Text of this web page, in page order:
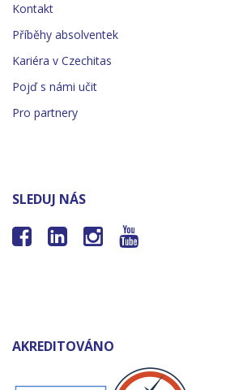
Kontakt
Příběhy absolventek
Kariéra v Czechitas
Pojď s námi učit
Pro partnery
SLEDUJ NÁS
   
AKREDITOVÁNO